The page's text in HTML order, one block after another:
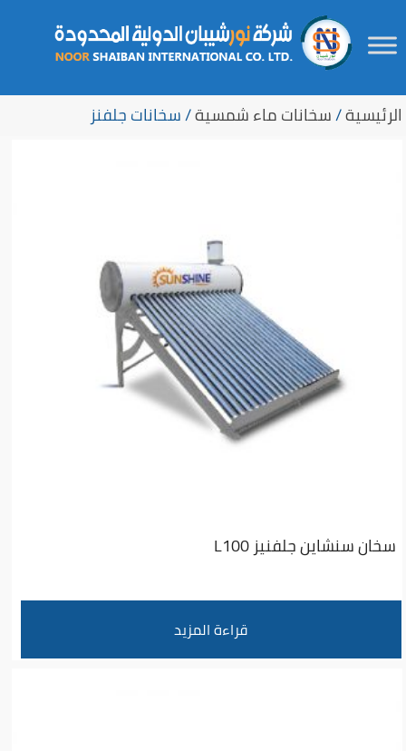
التجاوز
إلى
المحتوى
Skip
to
secondary
الرئيسية/سخانات ماء شمسية/ سخانات جلفنز
سخان سنشاين جلفنيز L100
قراءة المزيد